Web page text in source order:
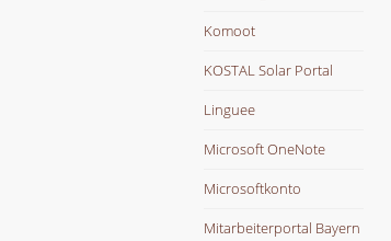
Komoot
KOSTAL Solar Portal
Linguee
Microsoft OneNote
Microsoftkonto
Mitarbeiterportal Bayern